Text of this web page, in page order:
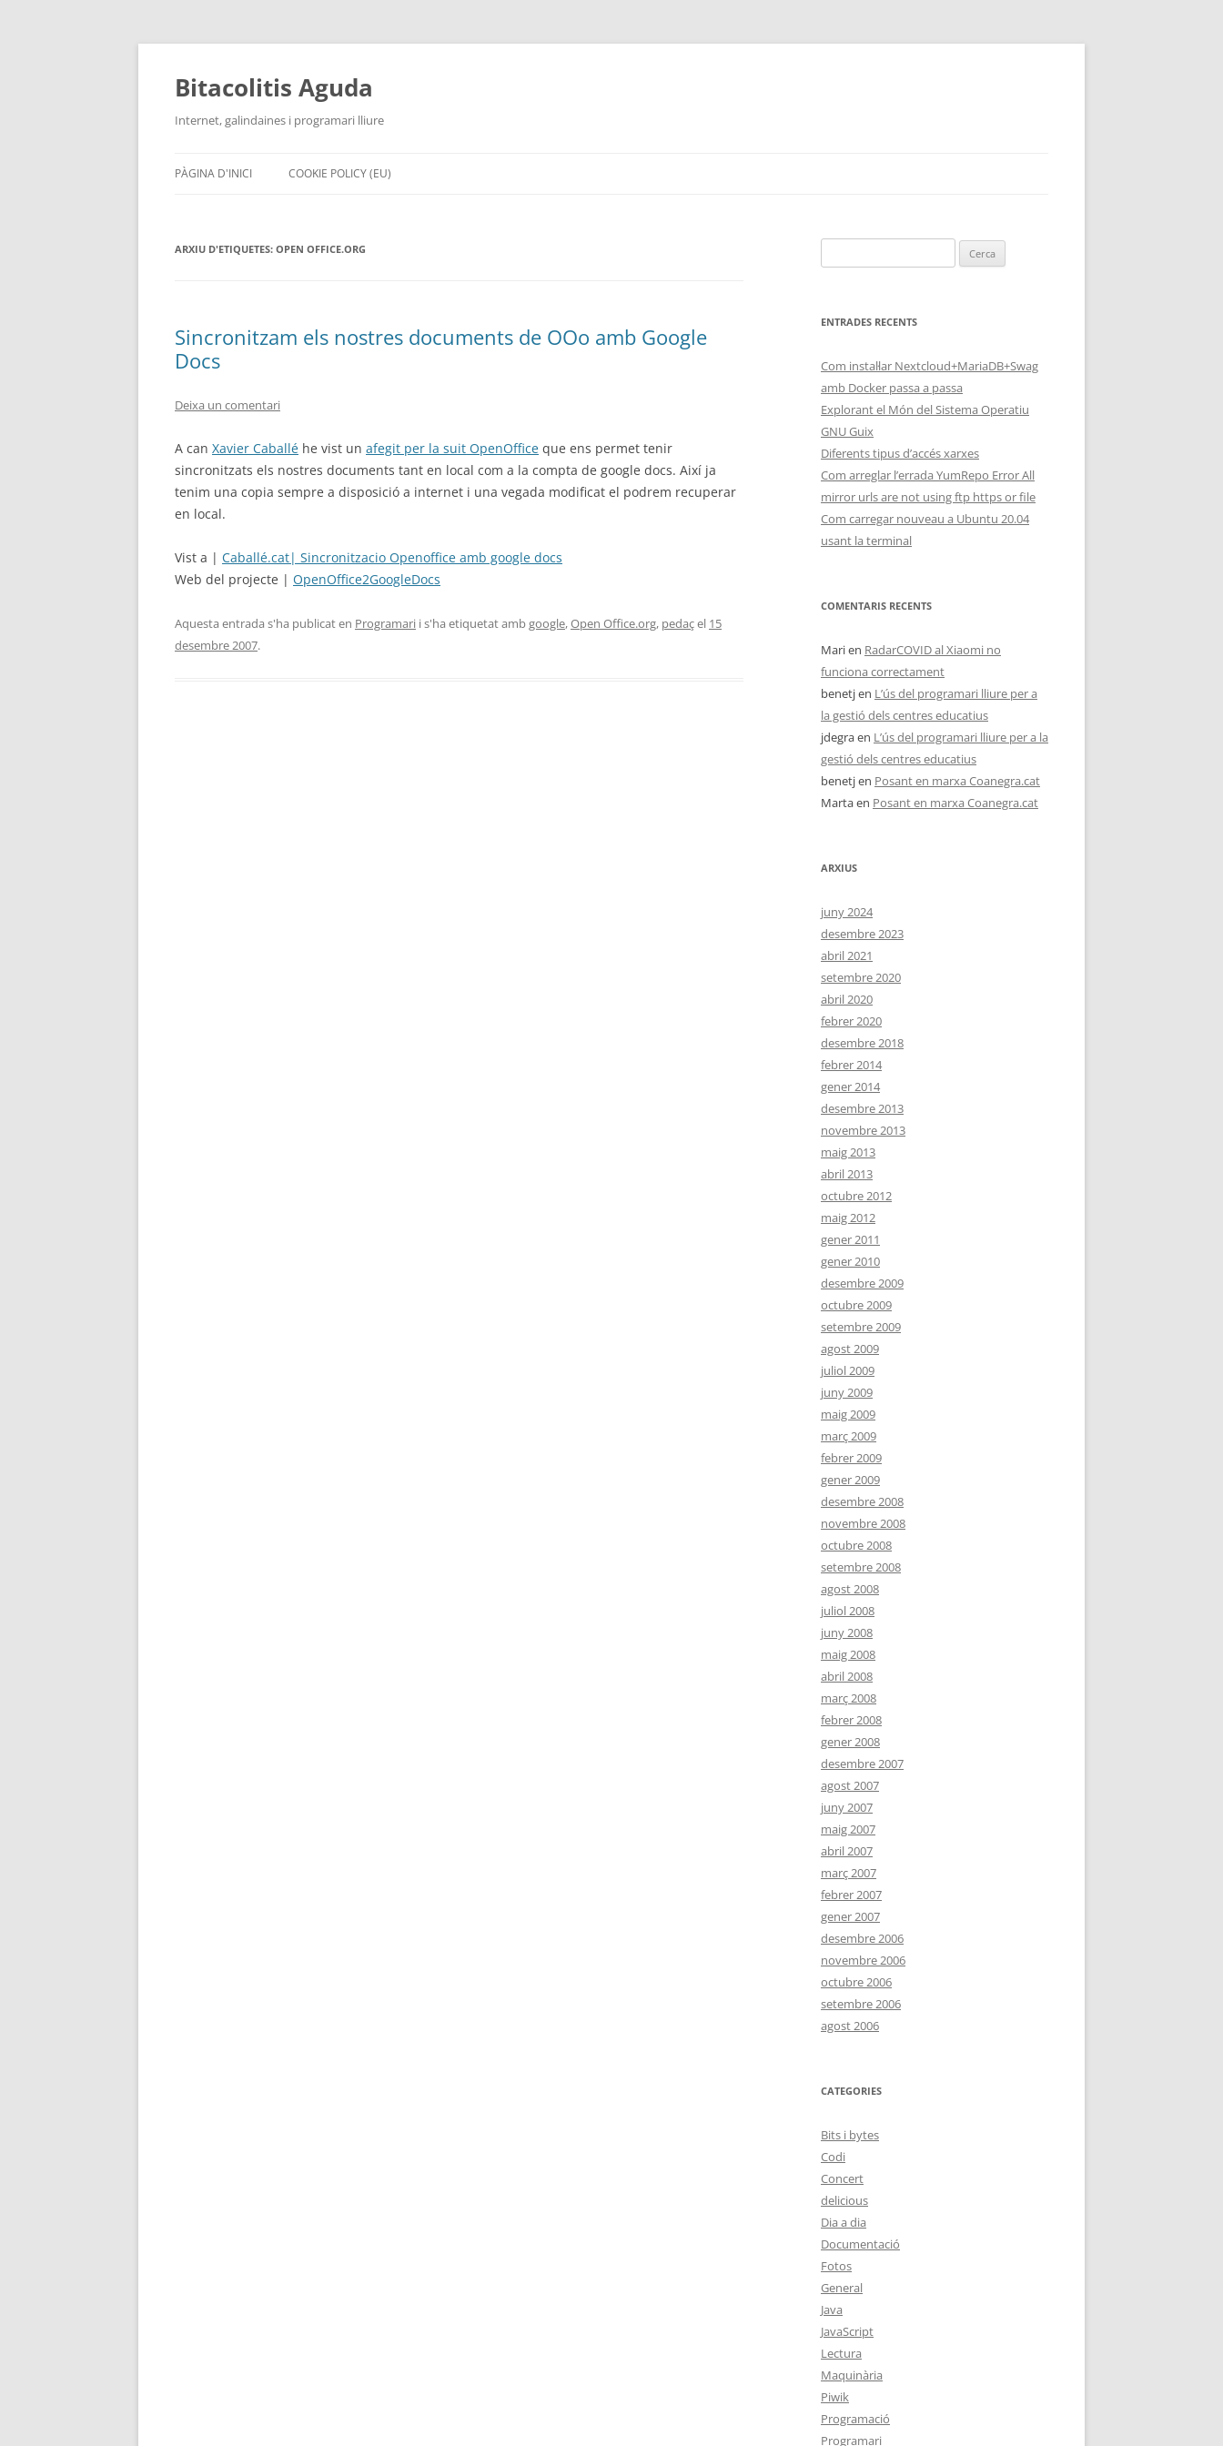
Vés
contingut
Bitacolitis Aguda
Internet, galindaines i programari lliure
PÀGINA D'INICI COOKIE POLICY (EU)
ARXIU D'ETIQUETES: OPEN OFFICE.ORG
Sincronitzam els nostres documents de OOo amb Google
Docs
Deixa un comentari
A can Xavier Caballé he vist un afegit per la suit OpenOffice que ens permet tenir
sincronitzats els nostres documents tant en local com a la compta de google docs. Així ja
tenim una copia sempre a disposició a internet i una vegada modificat el podrem recuperar
en local.
Vist a | Caballé.cat| Sincronitzacio Openoffice amb google docs
Web del projecte | OpenOffice2GoogleDocs
Aquesta entrada s'ha publicat en Programari i s'ha etiquetat ambgoogle,Open Office.org, pedaçel 15
desembre 2007.
ENTRADES RECENTS
Com instal·lar Nextcloud+MariaDB+Swag
amb Docker passa a passa
Explorant el Món del Sistema Operatiu
GNU Guix
Diferents tipus d’accés xarxes
Com arreglar l’errada YumRepo Error All
mirror urls are not using ftp https or file
Com carregar nouveau a Ubuntu 20.04
usant la terminal
COMENTARIS RECENTS
Marien RadarCOVID al Xiaomi no
funciona correctament
benetjen L’ús del programari lliure per a
la gestió dels centres educatius
jdegraen L’ús del programari lliure per a la
gestió dels centres educatius
benetjen Posant en marxa Coanegra.cat
Martaen Posant en marxa Coanegra.cat
ARXIUS
juny 2024
desembre 2023
abril 2021
setembre 2020
abril 2020
febrer 2020
desembre 2018
febrer 2014
gener 2014
desembre 2013
novembre 2013
maig 2013
abril 2013
octubre 2012
maig 2012
gener 2011
gener 2010
desembre 2009
octubre 2009
setembre 2009
agost 2009
juliol 2009
juny 2009
maig 2009
març 2009
febrer 2009
gener 2009
desembre 2008
novembre 2008
octubre 2008
setembre 2008
agost 2008
juliol 2008
juny 2008
maig 2008
abril 2008
març 2008
febrer 2008
gener 2008
desembre 2007
agost 2007
juny 2007
maig 2007
abril 2007
març 2007
febrer 2007
gener 2007
desembre 2006
novembre 2006
octubre 2006
setembre 2006
agost 2006
CATEGORIES
Bits i bytes
Codi
Concert
delicious
Dia a dia
Documentació
Fotos
General
Java
JavaScript
Lectura
Maquinària
Piwik
Programació
Programari